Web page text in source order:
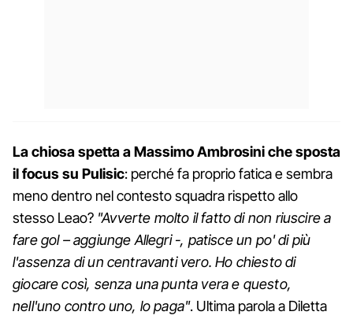
La chiosa spetta a Massimo Ambrosini che sposta
il focus su Pulisic: perché fa proprio fatica e sembra
meno dentro nel contesto squadra rispetto allo
stesso Leao? "Avverte molto il fatto di non riuscire a
fare gol – aggiunge Allegri -, patisce un po' di più
l'assenza di un centravanti vero. Ho chiesto di
giocare così, senza una punta vera e questo,
nell'uno contro uno, lo paga". Ultima parola a Diletta